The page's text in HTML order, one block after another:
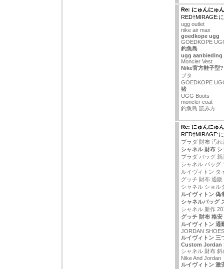
Re: にゅんにゅ
RED†MIRAGE:
ugg outlet
nike air max
goedkope ugg
GOEDKOPE
釣魚島
ugg aanbieding
Moncler Vest
Nike官方鞋子型?
ブタ
GOEDKOPE
猪
UGG Boots
moncler coat
釣魚島 読み方
Re: にゅんにゅ
RED†MIRAGE:
プラダ 財布 汚れ
シャネル 財布 シ
プラダ バッグ 新
シャネル バッグ
ルイヴィトン タ
グッチ 財布 通販
シャネル ショル
ルイヴィトン 偽
シャネルバッグ
シャネル 新作
グッチ 財布 格安
ルイヴィトン 通
JORDAN
ルイヴィトン 三
Custom Jordan
シャネル 財布 斜
Nike And Jordan
ルイヴィトン 激